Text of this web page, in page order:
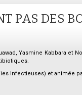
PAS DES
Yasmine Kabbara et
infectieuses) et animée